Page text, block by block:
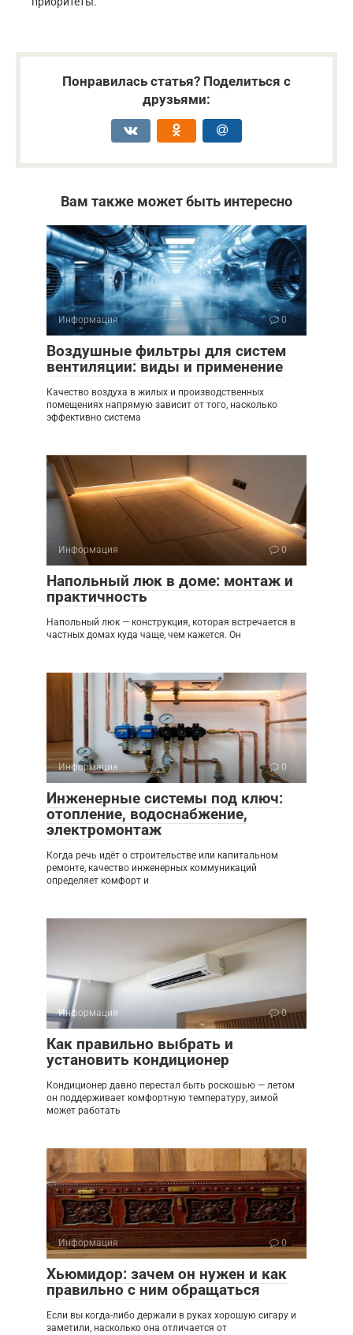
Понравилась статья? Поделиться с
друзьями:
Вам также может быть интересно
Информация 0
Воздушные фильтры для систем
вентиляции: виды и применение
Качество воздуха в жилых и производственных
помещениях напрямую зависит от того, насколько
эффективно система
Информация 0
Напольный люк в доме: монтаж и
практичность
Напольный люк — конструкция, которая встречается в
частных домах куда чаще, чем кажется. Он
Информация 0
Инженерные системы под ключ:
отопление, водоснабжение,
электромонтаж
Когда речь идёт о строительстве или капитальном
ремонте, качество инженерных коммуникаций
определяет комфорт и
Информация 0
Как правильно выбрать и
установить кондиционер
Кондиционер давно перестал быть роскошью — летом
он поддерживает комфортную температуру, зимой
может работать
Информация 0
Хьюмидор: зачем он нужен и как
правильно с ним обращаться
Если вы когда-либо держали в руках хорошую сигару и
заметили, насколько она отличается от